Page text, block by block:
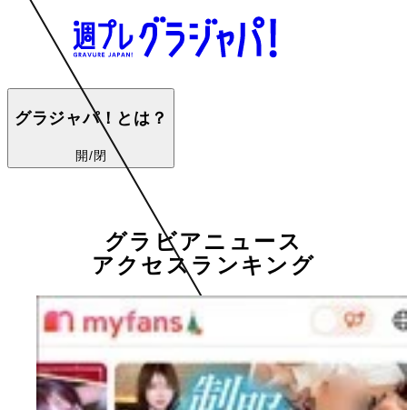
グラジャパ！とは？
開/閉
グラビアニュース
アクセスランキング